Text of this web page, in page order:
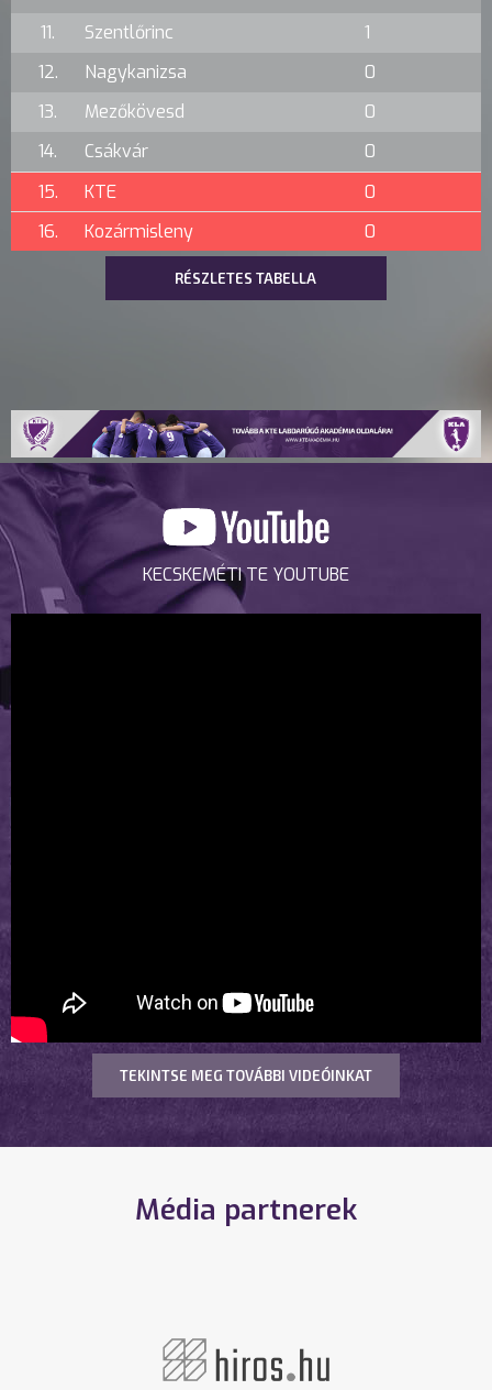
11.
Szentlőrinc
1
12.
Nagykanizsa
0
13.
Mezőkövesd
0
14.
Csákvár
0
15.
KTE
0
16.
Kozármisleny 0
RÉSZLETES TABELLA
KECSKEMÉTI TE YOUTUBE
TEKINTSE MEG TOVÁBBI VIDEÓINKAT
Média partnerek